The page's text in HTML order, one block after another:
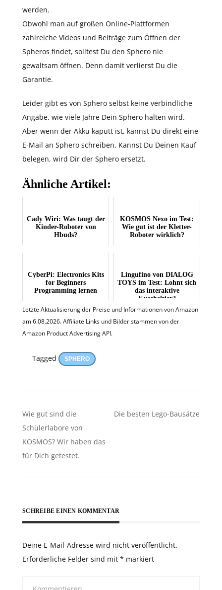
werden.
Obwohl man auf großen Online-Plattformen
zahlreiche Videos und Beiträge zum Öffnen der
Spheros findet, solltest Du den Sphero nie
gewaltsam öffnen. Denn damit verlierst Du die
Garantie.
Leider gibt es von Sphero selbst keine verbindliche
Angabe, wie viele Jahre Dein Sphero halten wird.
Aber wenn der Akku kaputt ist, kannst Du direkt eine
E-Mail an Sphero schreiben. Kannst Du Deinen Kauf
belegen, wird Dir der Sphero ersetzt.
Ähnliche Artikel:
Cady Wiri: Was taugt der
Kinder-Roboter von
Hbuds?
KOSMOS Nexo im Test:
Wie gut ist der Kletter-
Roboter wirklich?
CyberPi: Electronics Kits
for Beginners
Programming lernen
Lingufino von DIALOG
TOYS im Test: Lohnt sich
das interaktive
Kuscheltier?
Letzte Aktualisierung der Preise und Informationen von Amazon
am 6.08.2026. Affiliate Links und Bilder stammen von der
Amazon Product Advertising API.
Tagged SPHERO
Beitragsnavigation
Wie gut sind die
Schülerlabore von
KOSMOS? Wir haben das
für Dich getestet.
Die besten Lego-Bausätze
SCHREIBE EINEN KOMMENTAR
Deine E-Mail-Adresse wird nicht veröffentlicht.
Erforderliche Felder sind mit * markiert